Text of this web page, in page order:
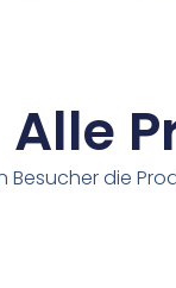
Alle
Besucher die